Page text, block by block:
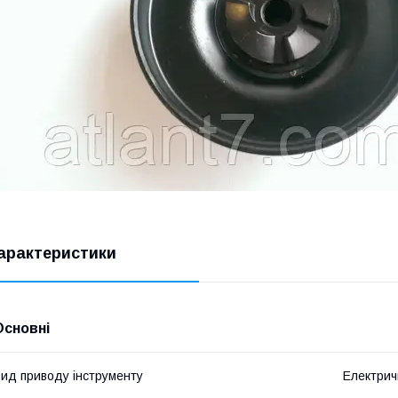
приводу інструменту